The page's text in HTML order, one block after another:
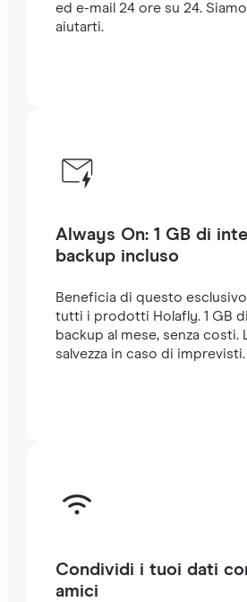
ed e-mail 24 ore su 24.
aiutarti.
Always On: 1 GB di
backup incluso
Beneficia di questo
tutti i prodotti Holafly. 1 GB
backup al mese, senza costi.
salvezza in caso di imprevisti.
Condividi i tuoi dati
amici